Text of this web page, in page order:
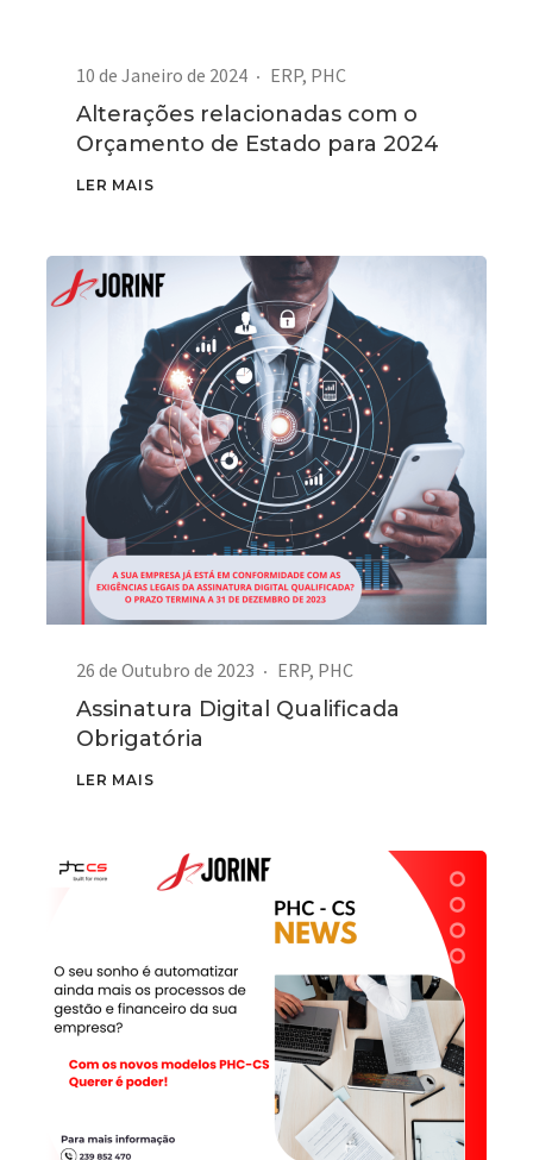
10 de Janeiro de 2024 ERP, PHC
Alterações relacionadas com o
Orçamento de Estado para 2024
LER MAIS
26 de Outubro de 2023 ERP, PHC
Assinatura Digital Qualificada
Obrigatória
LER MAIS